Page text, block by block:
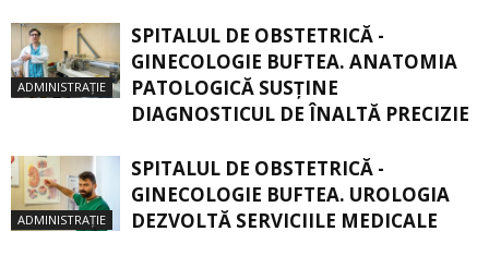
ADMINISTRAȚIE
SPITALUL DE OBSTETRICĂ -
GINECOLOGIE BUFTEA. ANATOMIA
PATOLOGICĂ SUSŢINE
DIAGNOSTICUL DE ÎNALTĂ PRECIZIE
ADMINISTRAȚIE
SPITALUL DE OBSTETRICĂ -
GINECOLOGIE BUFTEA. UROLOGIA
DEZVOLTĂ SERVICIILE MEDICALE